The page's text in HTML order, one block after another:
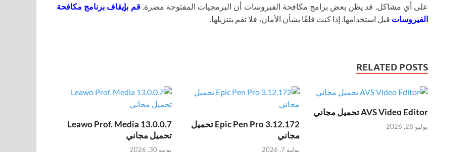
على أي مشاكل. قد يظن بعض برامج مكافحة الفيروسات أن البرمجيات المفتوحة مضرة.قم بإيقاف برنامج مكافحة
الفيروسات قبل استخدامها. إذا كنت قلقًا بشأن الأمان، فلا تقم بتنزيلها.
RELATED POSTS
AVS Video Editor تحميل مجاني
يوليو 28, 2026
Epic Pen Pro 3.12.172 تحميل
مجاني
يوليو 7, 2026
Leawo Prof. Media 13.0.0.7
تحميل مجاني
يونيو 30, 2026